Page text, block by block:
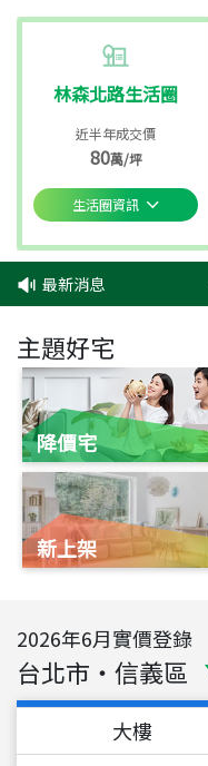
林森北路生活圈
近半年成交價
80萬/坪
生活圈資訊
最新消息
主題好宅
降價宅
新上架
2026年6月實價登錄
台北市 ・ 信義區
大樓